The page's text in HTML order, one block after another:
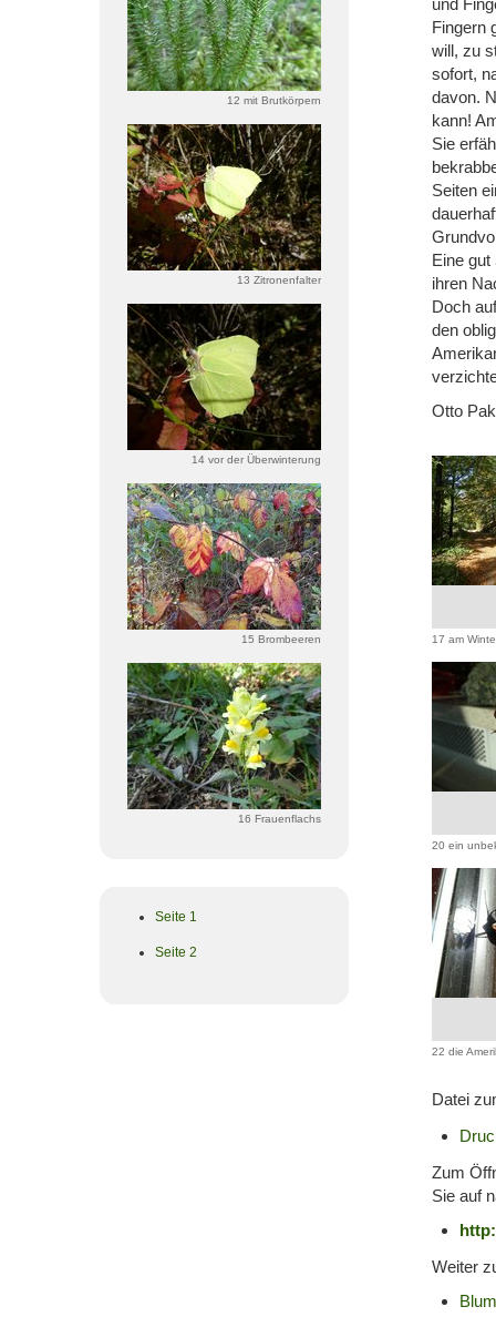
12 mit Brutkörpern
13 Zitronenfalter
14 vor der Überwinterung
15 Brombeeren
16 Frauenflachs
Seite 1
Seite 2
und
Fingern
will, zu
sofort,
davon.
kann!
Sie
Seiten
Eine gut
ihren
Doch
den
Otto
17 am
20 ein
22 die
Datei
Zum
Sie auf
Weiter